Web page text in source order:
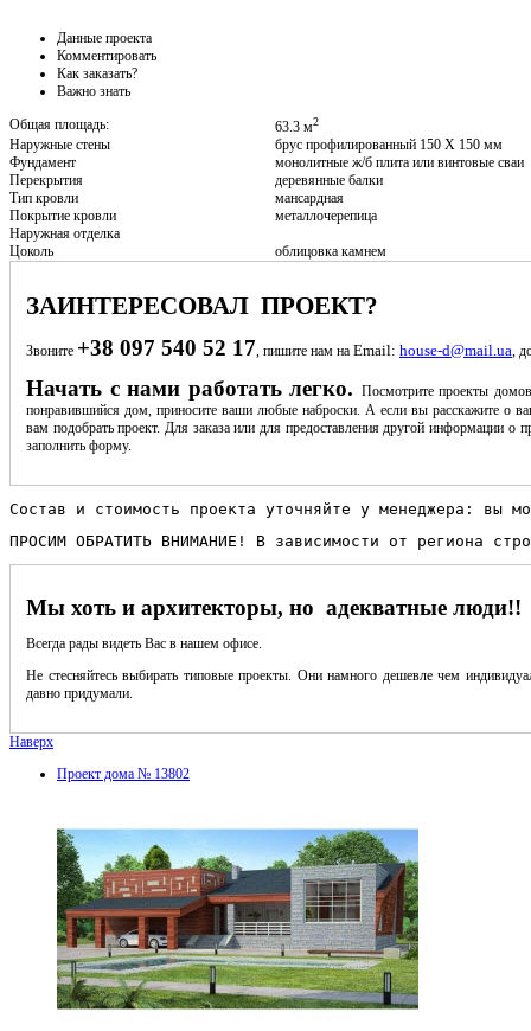
Данные проекта
Комментировать
Как заказать?
Важно знать
Общая площадь:
63.3 м2
Наружные стены
брус профилированный 150 Х 150 мм
Фундамент
монолитные ж/б плита или винтовые сваи
Перекрытия
деревянные балки
Тип кровли
мансардная
Покрытие кровли
металлочерепица
Наружная отделка
Цоколь
облицовка камнем
ЗАИНТЕРЕСОВАЛ ПРОЕКТ?
Звоните +38 097 540 52 17 , пишите нам на Email: house-d@mail.ua ,
Начать с нами работать легко. Посмотрите проекты
понравившийся дом, приносите ваши любые наброски. А если вы расскажите о
вам подобрать проект. Для заказа или для предоставления другой информации о
заполнить форму.
Состав и стоимость проекта уточняйте у менеджера:
ПРОСИМ ОБРАТИТЬ ВНИМАНИЕ! В зависимости от региона
Мы хоть и архитекторы, но адекватные люди!!
Всегда рады видеть Вас в нашем офисе.
Не стесняйтесь выбирать типовые проекты. Они намного дешевле чем
давно придумали.
Наверх
Проект дома № 13802